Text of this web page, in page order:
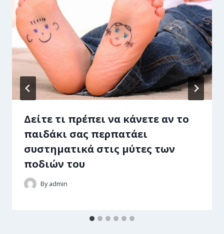
Δείτε τι πρέπει να κάνετε αν το
παιδάκι σας περπατάει
συστηματικά στις μύτες των
ποδιών του
By admin